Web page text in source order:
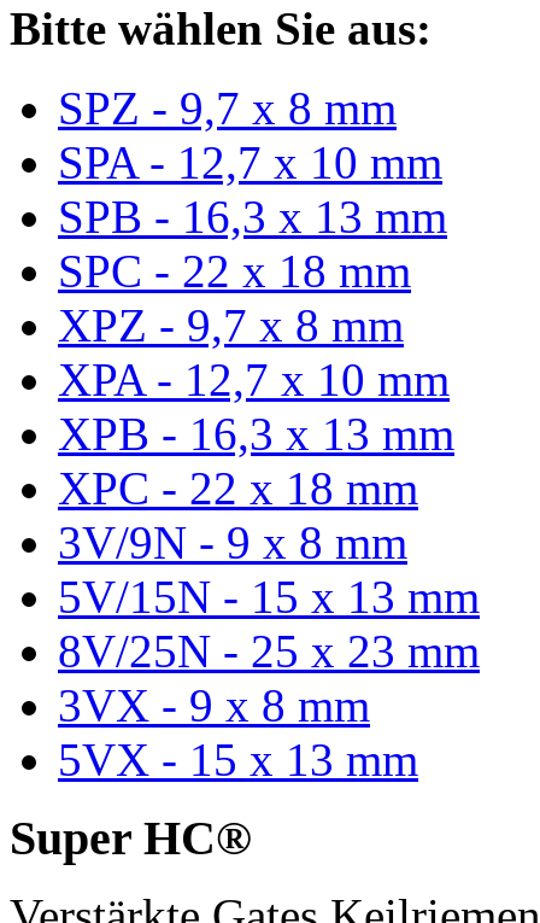
Bitte wählen Sie aus:
SPZ - 9,7 x 8 mm
SPA - 12,7 x 10 mm
SPB - 16,3 x 13 mm
SPC - 22 x 18 mm
XPZ - 9,7 x 8 mm
XPA - 12,7 x 10 mm
XPB - 16,3 x 13 mm
XPC - 22 x 18 mm
3V/9N - 9 x 8 mm
5V/15N - 15 x 13 mm
8V/25N - 25 x 23 mm
3VX - 9 x 8 mm
5VX - 15 x 13 mm
Super HC®